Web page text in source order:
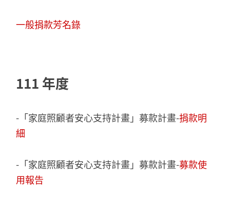
一般捐款芳名錄
111 年度
-「家庭照顧者安心支持計畫」募款計畫-捐款明
細
-「家庭照顧者安心支持計畫」募款計畫-募款使
用報告